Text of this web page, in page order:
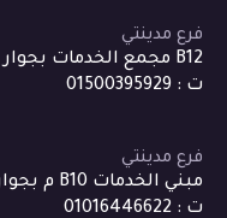
فرع مدينتي
B12 مجمع الخدمات بجوار جملة ماركت
ت : 01500395929
فرع مدينتي
مبني الخدمات B10 م بجوار penny market .
ت : 01016446622